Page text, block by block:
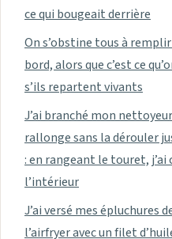
ce qui bougeait derrière
On s’obstine tous à
bord, alors que c’est ce
s’ils repartent vivants
J’ai branché mon
rallonge sans la dérouler
: en rangeant le touret, j’ai
l’intérieur
J’ai versé mes épluchures
l’airfryer avec un filet